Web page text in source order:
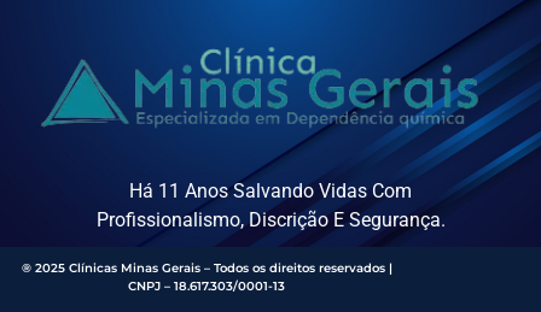
Há 11 Anos Salvando Vidas Com
Profissionalismo, Discrição E Segurança.
® 2025 Clínicas Minas Gerais – Todos os direitos reservados |
CNPJ – 18.617.303/0001-13